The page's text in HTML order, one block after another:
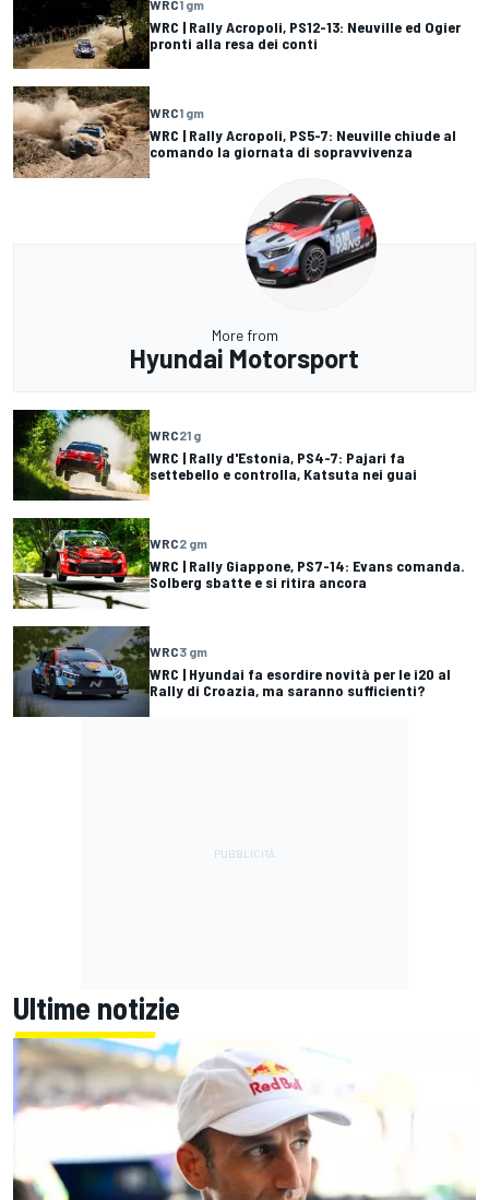
WRC1 gm
WRC | Rally Acropoli, PS12-13: Neuville ed Ogier
pronti alla resa dei conti
WRC1 gm
WRC | Rally Acropoli, PS5-7: Neuville chiude al
comando la giornata di sopravvivenza
More from
Hyundai Motorsport
WRC21 g
WRC | Rally d'Estonia, PS4-7: Pajari fa
settebello e controlla, Katsuta nei guai
WRC2 gm
WRC | Rally Giappone, PS7-14: Evans comanda.
Solberg sbatte e si ritira ancora
WRC3 gm
WRC | Hyundai fa esordire novità per le i20 al
Rally di Croazia, ma saranno sufficienti?
Ultime notizie